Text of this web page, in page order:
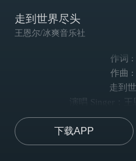
走到世界尽头
王恩尔/冰爽音乐社
作词 :
作曲 :
走到
演唱 Singer：王
作词
作曲
制作人
下载APP